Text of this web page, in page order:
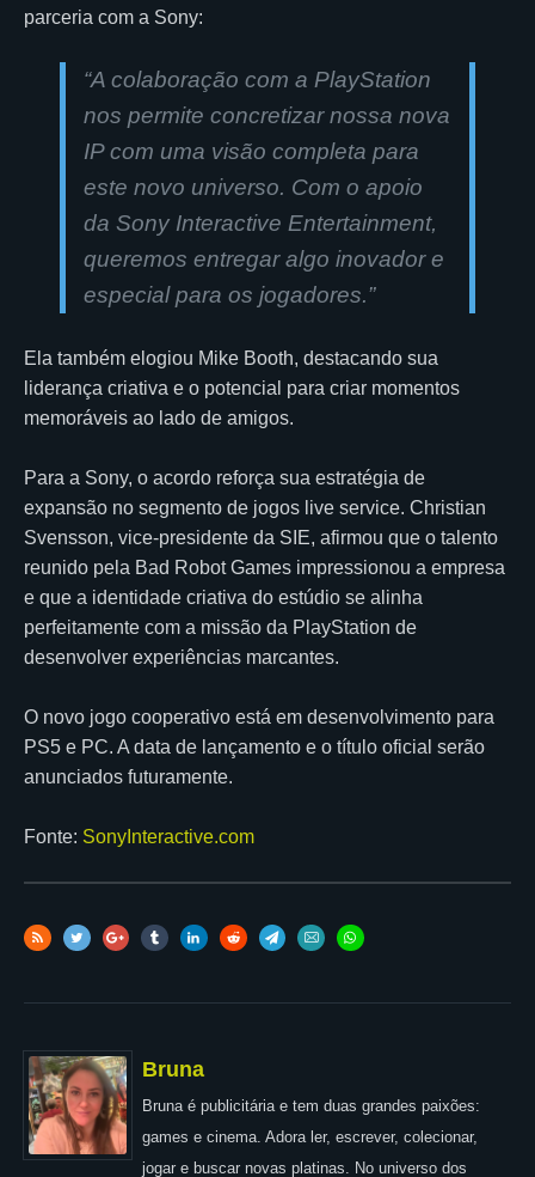
parceria com a Sony:
“A colaboração com a PlayStation
nos permite concretizar nossa nova
IP com uma visão completa para
este novo universo. Com o apoio
da Sony Interactive Entertainment,
queremos entregar algo inovador e
especial para os jogadores.”
Ela também elogiou Mike Booth, destacando sua
liderança criativa e o potencial para criar momentos
memoráveis ao lado de amigos.
Para a Sony, o acordo reforça sua estratégia de
expansão no segmento de jogos live service. Christian
Svensson, vice-presidente da SIE, afirmou que o talento
reunido pela Bad Robot Games impressionou a empresa
e que a identidade criativa do estúdio se alinha
perfeitamente com a missão da PlayStation de
desenvolver experiências marcantes.
O novo jogo cooperativo está em desenvolvimento para
PS5 e PC. A data de lançamento e o título oficial serão
anunciados futuramente.
Fonte: SonyInteractive.com
Bruna
Bruna é publicitária e tem duas grandes paixões:
games e cinema. Adora ler, escrever, colecionar,
jogar e buscar novas platinas. No universo dos